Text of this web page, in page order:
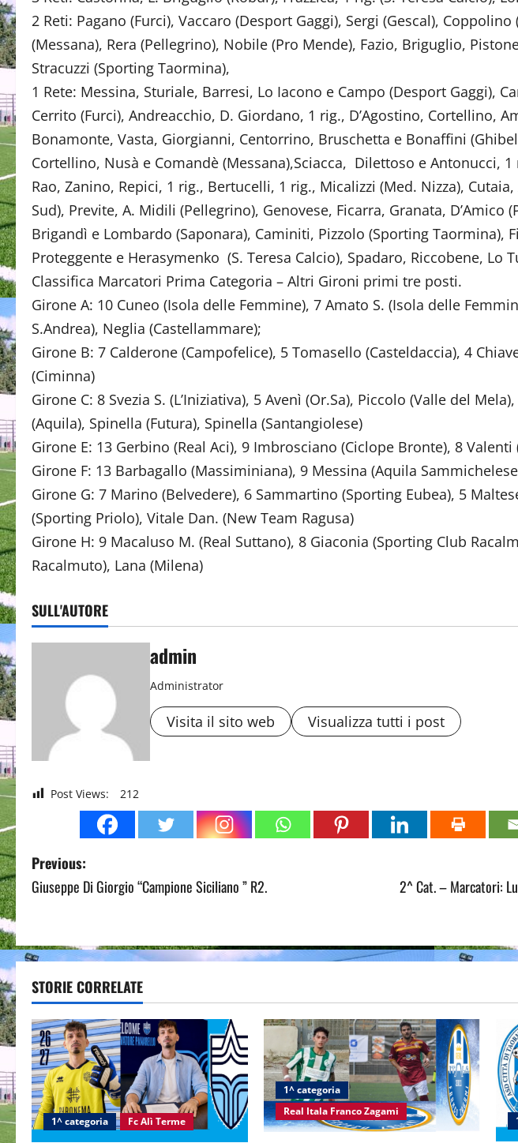
2 Reti: Pagano (Furci), Vaccaro (Desport Gaggi), Sergi (Gescal), Coppolino
(Messana), Rera (Pellegrino), Nobile (Pro Mende), Fazio, Briguglio,
Stracuzzi (Sporting Taormina),
1 Rete: Messina, Sturiale, Barresi, Lo Iacono e Campo (Desport Gaggi),
Cerrito (Furci), Andreacchio, D. Giordano, 1 rig., D’Agostino, Cortellino,
Bonamonte, Vasta, Giorgianni, Centorrino, Bruschetta e Bonaffini
Cortellino, Nusà e Comandè (Messana),Sciacca, Dilettoso e Antonucci,
Rao, Zanino, Repici, 1 rig., Bertucelli, 1 rig., Micalizzi (Med. Nizza),
Sud), Previte, A. Midili (Pellegrino), Genovese, Ficarra, Granata, D’Amico
Brigandì e Lombardo (Saponara), Caminiti, Pizzolo (Sporting Taormina),
Proteggente e Herasymenko (S. Teresa Calcio), Spadaro, Riccobene, Lo
Classifica Marcatori Prima Categoria – Altri Gironi primi tre posti.
Girone A: 10 Cuneo (Isola delle Femmine), 7 Amato S. (Isola delle
S.Andrea), Neglia (Castellammare);
Girone B: 7 Calderone (Campofelice), 5 Tomasello (Casteldaccia), 4
(Ciminna)
Girone C: 8 Svezia S. (L’Iniziativa), 5 Avenì (Or.Sa), Piccolo (Valle del
(Aquila), Spinella (Futura), Spinella (Santangiolese)
Girone E: 13 Gerbino (Real Aci), 9 Imbrosciano (Ciclope Bronte), 8 Valenti
Girone F: 13 Barbagallo (Massiminiana), 9 Messina (Aquila
Girone G: 7 Marino (Belvedere), 6 Sammartino (Sporting Eubea), 5
(Sporting Priolo), Vitale Dan. (New Team Ragusa)
Girone H: 9 Macaluso M. (Real Suttano), 8 Giaconia (Sporting Club
Racalmuto), Lana (Milena)
SULL'AUTORE
admin
Administrator
Visita il sito web Visualizza tutti i post
Post Views: 212
P
o
t
n
a
v
i
g
Previous:
Giuseppe Di Giorgio “Campione Siciliano ” R2.
2^ Cat. – Marcatori:
STORIE CORRELATE
1^ categoria Fc Alì Terme
1^ categoria
Real Itala Franco Zagami